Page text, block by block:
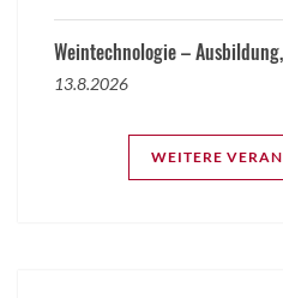
Weintechnologie –
13.8.2026
WEITERE